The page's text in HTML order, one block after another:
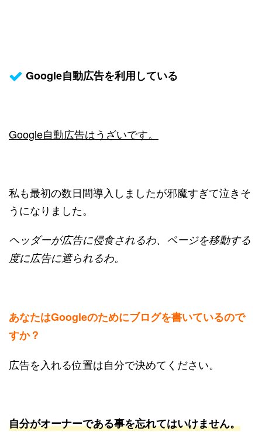
Google自動広告を利用している
Google自動広告はうざいです。
私も最初の数日間導入しましたが邪魔すぎて泣きそ
うになりました。
ヘッダーが広告に侵食されるわ、ページを移動する
度に広告に遮られるわ。
あなたはGoogleのためにブログを書いているので
すか？
広告を入れる位置は自分で決めてください。
自分がオーナーである事を忘れてはいけません。